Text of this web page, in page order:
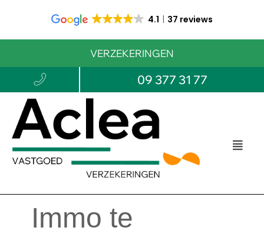
4.1 37 reviews
VERZEKERINGEN
09 377 31 77
Immo te